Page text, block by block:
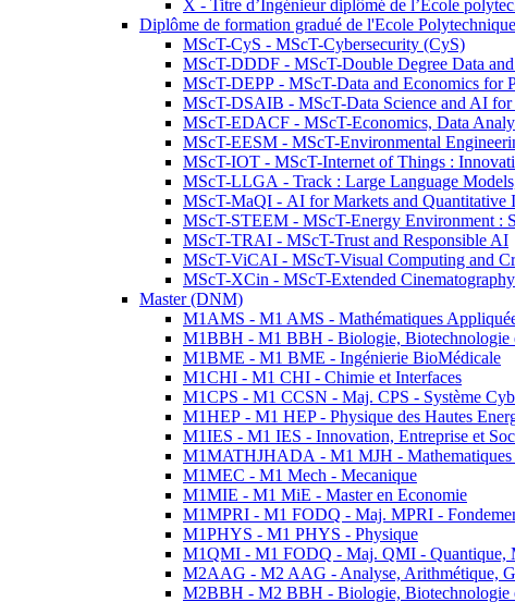
X - Titre d’Ingénieur diplômé de l’École
Diplôme de formation gradué de l'Ecole
MScT-CyS - MScT-Cybersecurity (CyS)
MScT-DDDF - MScT-Double Degree Data
MScT-DEPP - MScT-Data and Economics for
MScT-DSAIB - MScT-Data Science and AI for
MScT-EDACF - MScT-Economics, Data
MScT-EESM - MScT-Environmental
MScT-IOT - MScT-Internet of Things :
MScT-LLGA - Track : Large Language
MScT-MaQI - AI for Markets and Quantitative
MScT-STEEM - MScT-Energy Environment :
MScT-TRAI - MScT-Trust and Responsible AI
MScT-ViCAI - MScT-Visual Computing and
MScT-XCin - MScT-Extended
Master (DNM)
M1AMS - M1 AMS - Mathématiques
M1BBH - M1 BBH - Biologie, Biotechnologie
M1BME - M1 BME - Ingénierie BioMédicale
M1CHI - M1 CHI - Chimie et Interfaces
M1CPS - M1 CCSN - Maj. CPS - Système
M1HEP - M1 HEP - Physique des Hautes
M1IES - M1 IES - Innovation, Entreprise et
M1MATHJHADA - M1 MJH - Mathematiques
M1MEC - M1 Mech - Mecanique
M1MIE - M1 MiE - Master en Economie
M1MPRI - M1 FODQ - Maj. MPRI -
M1PHYS - M1 PHYS - Physique
M1QMI - M1 FODQ - Maj. QMI - Quantique,
M2AAG - M2 AAG - Analyse, Arithmétique,
M2BBH - M2 BBH - Biologie, Biotechnologie